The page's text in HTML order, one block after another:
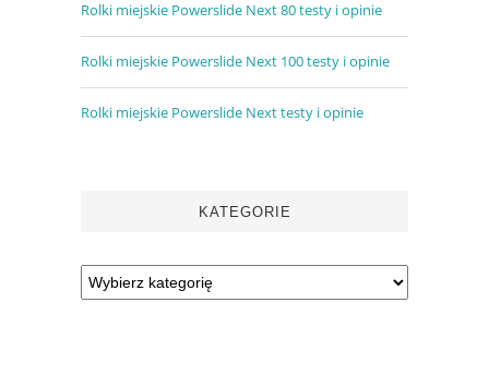
Rolki miejskie Powerslide Next 80 testy i opinie
Rolki miejskie Powerslide Next 100 testy i opinie
Rolki miejskie Powerslide Next testy i opinie
KATEGORIE